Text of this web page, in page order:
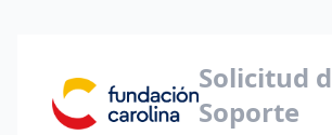
Solicitud
Soporte